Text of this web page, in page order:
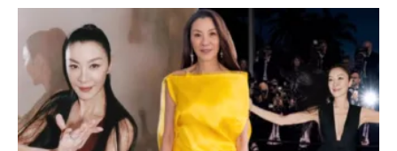
Rentetan tukar video berkenaan, Jabatan Kesihatan
Negeri (JKN) Sarawak berusaha mengesan ibu bapa bayi
yang dilaporkan meninggal dunia di perhentian bas
Jelukong, Sri Aman, pada 5 Disember lalu.